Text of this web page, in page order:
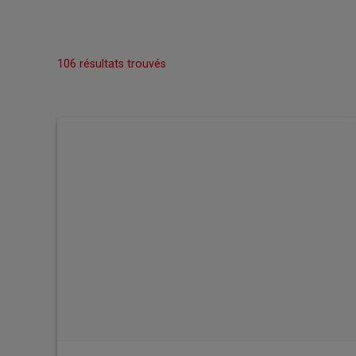
106 résultats trouvés